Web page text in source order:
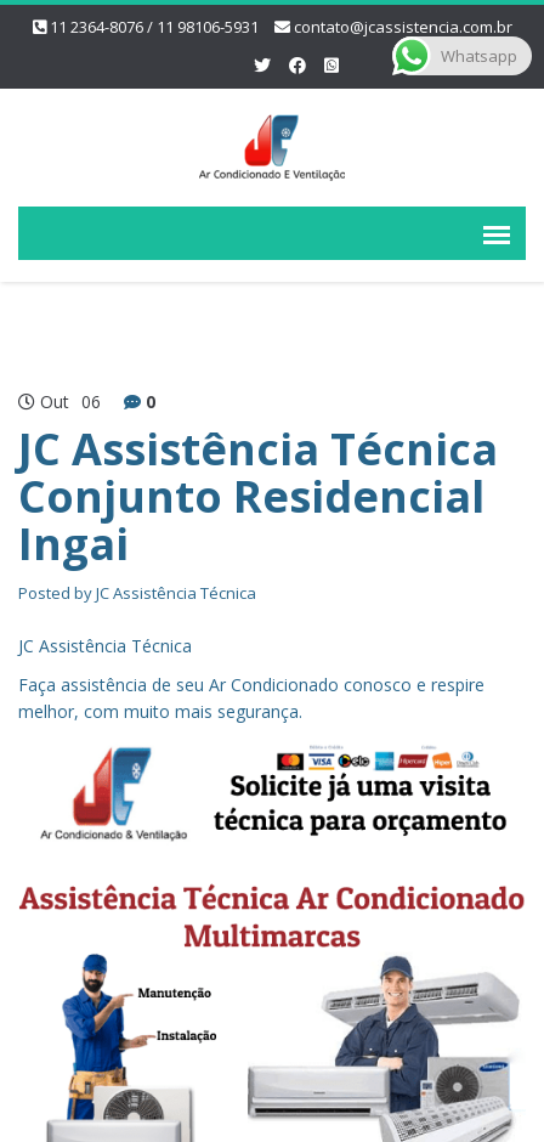
11 2364-8076 / 11 98106-5931 contato@jcassistencia.com.br
Out 06 0
JC Assistência Técnica
Conjunto Residencial
Ingai
Posted byJC Assistência Técnica
JC Assistência Técnica
Faça assistência de seu Ar Condicionado conosco e respire
melhor, com muito mais segurança.
Whatsapp